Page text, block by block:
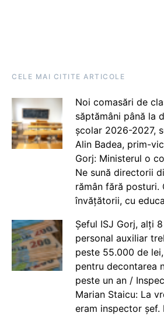
CELE MAI CITITE ARTICOLE
Noi comasări de
săptămâni până la
școlar 2026-2027,
Alin Badea, prim-
Gorj: Ministerul o
Ne sună directorii
rămân fără posturi.
învățătorii, cu
Șeful ISJ Gorj, alți
personal auxiliar
peste 55.000 de
pentru decontarea
peste un an /
Marian Staicu: La
eram inspector șef.